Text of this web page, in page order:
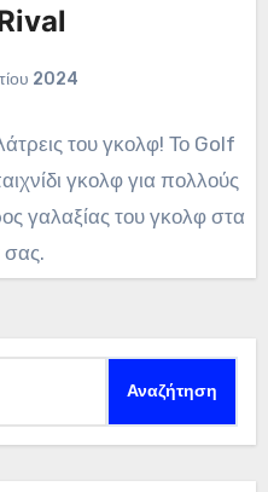
2024
του γκολφ! Το Golf
γκολφ για πολλούς
γαλαξίας του γκολφ στα
σας.